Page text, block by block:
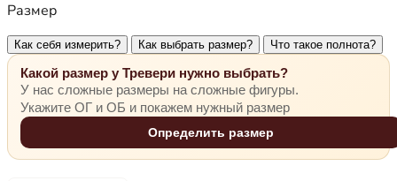
Размер
Как себя измерить? Как выбрать размер? Что такое полнота?
Какой размер у Тревери нужно выбрать?
У нас сложные размеры на сложные фигуры.
Укажите ОГ и ОБ и покажем нужный размер
Определить размер